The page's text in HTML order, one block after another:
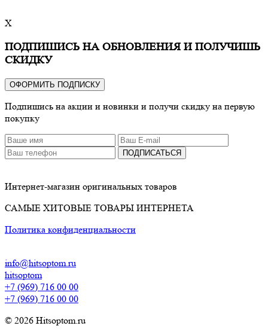
X
ПОДПИШИСЬ НА ОБНОВЛЕНИЯ И ПОЛУЧИШЬ
СКИДКУ
ОФОРМИТЬ ПОДПИСКУ
Подпишись на акции и новинки и получи скидку на первую
покупку
ПОДПИСАТЬСЯ
Интернет-магазин оригинальных товаров
САМЫЕ ХИТОВЫЕ ТОВАРЫ ИНТЕРНЕТА
Политика конфиденциальности
info@hitsoptom.ru
hitsoptom
+7 (969) 716 00 00
+7 (969) 716 00 00
© 2026 Hitsoptom.ru